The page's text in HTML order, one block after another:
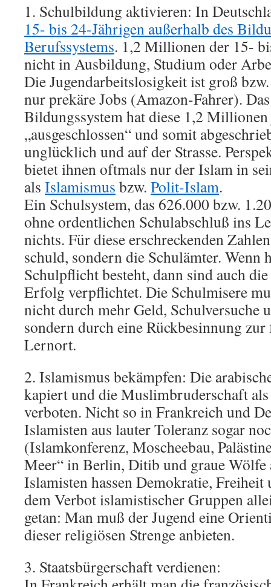
1. Schulbildung aktivieren: In
15- bis 24-Jährigen außerhalb des
Berufssystems. 1,2 Millionen der 15-
nicht in Ausbildung, Studium oder
Die Jugendarbeitslosigkeit ist groß
nur prekäre Jobs (Amazon-Fahrer).
Bildungssystem hat diese 1,2
„ausgeschlossen“ und somit
unglücklich und auf der Strasse.
bietet ihnen oftmals nur der Islam in
als Islamismus bzw. Polit-Islam.
Ein Schulsystem, das 626.000 bzw.
ohne ordentlichen Schulabschluß ins
nichts. Für diese erschreckenden
schuld, sondern die Schulämter. Wenn
Schulpflicht besteht, dann sind auch
Erfolg verpflichtet. Die Schulmisere
nicht durch mehr Geld, Schulversuche
sondern durch eine Rückbesinnung
Lernort.
2. Islamismus bekämpfen: Die
kapiert und die Muslimbruderschaft
verboten. Nicht so in Frankreich und
Islamisten aus lauter Toleranz sogar
(Islamkonferenz, Moscheebau,
Meer“ in Berlin, Ditib und graue Wölfe
Islamisten hassen Demokratie, Freiheit
dem Verbot islamistischer Gruppen
getan: Man muß der Jugend eine
dieser religiösen Strenge anbieten.
3. Staatsbürgerschaft verdienen: